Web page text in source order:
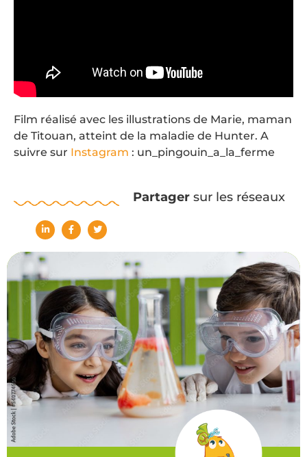
Film réalisé avec les illustrations de Marie, maman
de Titouan, atteint de la maladie de Hunter. A
suivre sur Instagram : un_pingouin_a_la_ferme
Partagersur les réseaux